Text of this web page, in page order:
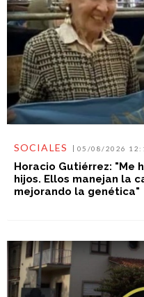
SOCIALES 05/08/2026
Horacio Gutiérrez: "Me
hijos. Ellos manejan la
mejorando la genética"